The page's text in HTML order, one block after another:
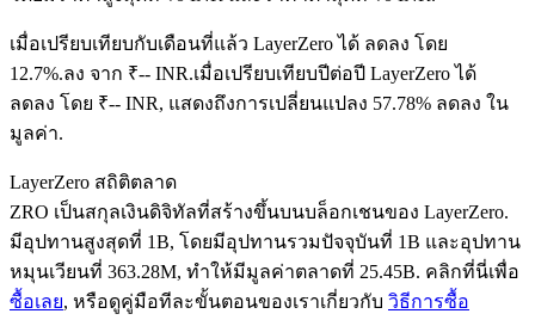
ฟิวเจอร์สที่ใช้ USDC เป็นหลักประกัน
คัดลอกการซื้อขาย
เข้าร่วมกับเทรดเดอร์ชั้นนำ
เมื่อเปรียบเทียบกับเดือนที่แล้ว LayerZero ได้ ลดลง โดย
12.7%.ลง จาก ₹-- INR.เมื่อเปรียบเทียบปีต่อปี LayerZero ได้
ลดลง โดย ₹-- INR, แสดงถึงการเปลี่ยนแปลง 57.78% ลดลง ใน
มูลค่า.
LayerZero สถิติตลาด
ZRO เป็นสกุลเงินดิจิทัลที่สร้างขึ้นบนบล็อกเชนของ LayerZero.
มีอุปทานสูงสุดที่ 1B, โดยมีอุปทานรวมปัจจุบันที่ 1B และอุปทาน
หมุนเวียนที่ 363.28M, ทำให้มีมูลค่าตลาดที่ 25.45B. คลิกที่นี่เพื่อ
ซื้อเลย, หรือดูคู่มือทีละขั้นตอนของเราเกี่ยวกับ วิธีการซื้อ